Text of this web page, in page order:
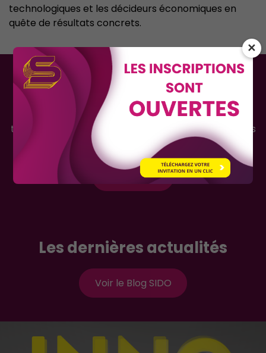
technologiques et les décideurs économiques en
quête de résultats concrets.
Téléchargez la brochure
Vous souhaitez participer à la prochaine édition en
tant qu'exposant ? Découvrez en détails ce que vous
réserve cette douxième édition !
En savoir +
Les dernières actualités
Voir le Blog SIDO
✕